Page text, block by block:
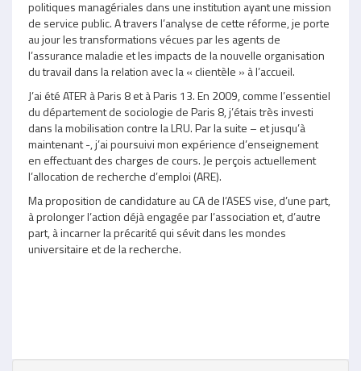
politiques managériales dans une institution ayant une mission
de service public. A travers l’analyse de cette réforme, je porte
au jour les transformations vécues par les agents de
l’assurance maladie et les impacts de la nouvelle organisation
du travail dans la relation avec la « clientèle » à l’accueil.
J’ai été ATER à Paris 8 et à Paris 13. En 2009, comme l’essentiel
du département de sociologie de Paris 8, j’étais très investi
dans la mobilisation contre la LRU. Par la suite – et jusqu’à
maintenant -, j’ai poursuivi mon expérience d’enseignement
en effectuant des charges de cours. Je perçois actuellement
l’allocation de recherche d’emploi (ARE).
Ma proposition de candidature au CA de l’ASES vise, d’une part,
à prolonger l’action déjà engagée par l’association et, d’autre
part, à incarner la précarité qui sévit dans les mondes
universitaire et de la recherche.